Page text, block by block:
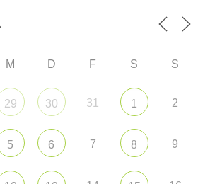
M D F S S
29 30 31 1 2
5 6 7 8 9